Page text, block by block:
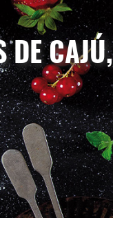
DE CAJÚ,